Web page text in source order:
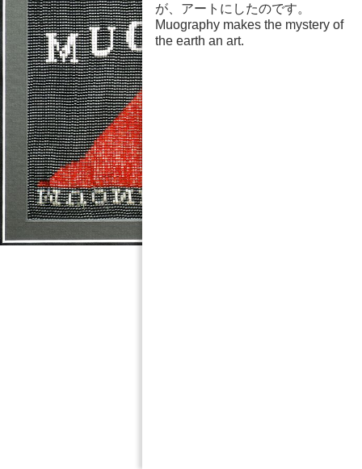
が、アートにしたのです。
Muography makes the mystery of
the earth an art.